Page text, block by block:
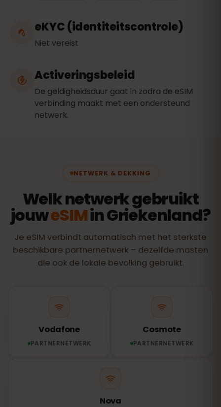
eKYC (identiteitscontrole)
Niet vereist
Activeringsbeleid
De geldigheidsduur gaat in zodra de eSIM
verbinding maakt met een ondersteund
netwerk.
NETWERK & DEKKING
Welk netwerk gebruikt
jouweSIMin Griekenland?
Je eSIM verbindt automatisch met het sterkste
beschikbare partnernetwerk – dezelfde masten
die ook de lokale bevolking gebruikt.
Vodafone
PARTNERNETWERK
Cosmote
PARTNERNETWERK
Nova